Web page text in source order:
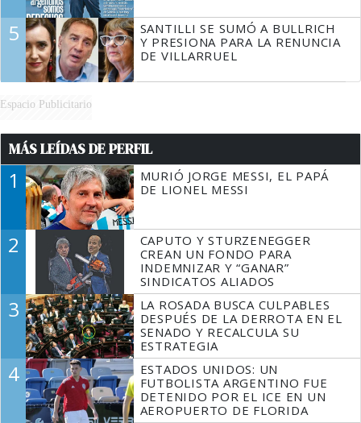
5
SANTILLI SE SUMÓ A BULLRICH
Y PRESIONA PARA LA RENUNCIA
DE VILLARRUEL
Espacio Publicitario
MÁS LEÍDAS DE PERFIL
1
MURIÓ JORGE MESSI, EL PAPÁ
DE LIONEL MESSI
2
CAPUTO Y STURZENEGGER
CREAN UN FONDO PARA
INDEMNIZAR Y “GANAR”
SINDICATOS ALIADOS
3
LA ROSADA BUSCA CULPABLES
DESPUÉS DE LA DERROTA EN EL
SENADO Y RECALCULA SU
ESTRATEGIA
4
ESTADOS UNIDOS: UN
FUTBOLISTA ARGENTINO FUE
DETENIDO POR EL ICE EN UN
AEROPUERTO DE FLORIDA